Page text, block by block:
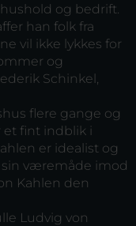
og bedrift.
han folk fra
vil ikke lykkes for
og
Schinkel,
flere gange og
fint indblik i
er idealist og
væremåde imod
Kahlen den
Ludvig von